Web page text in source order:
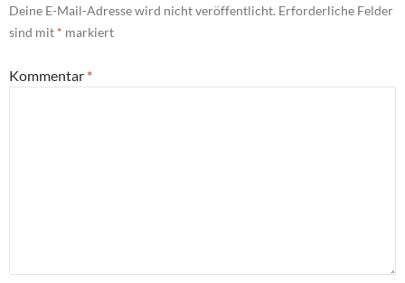
Deine E-Mail-Adresse wird nicht veröffentlicht. Erforderliche Felder
sind mit * markiert
Kommentar *